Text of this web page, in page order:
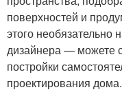
поверхностей и
этого необязательно
дизайнера — можете
постройки
проектирования дома.